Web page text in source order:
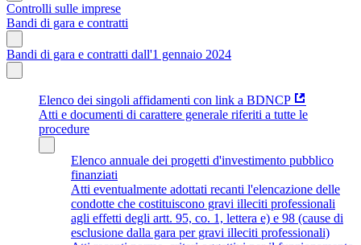
Controlli sulle imprese
Bandi di gara e contratti
Bandi di gara e contratti dall'1 gennaio 2024
Elenco dei singoli affidamenti con link a BDNCP
Atti e documenti di carattere generale riferiti a tutte le
procedure
Elenco annuale dei progetti d'investimento pubblico
finanziati
Atti eventualmente adottati recanti l'elencazione delle
condotte che costituiscono gravi illeciti professionali
agli effetti degli artt. 95, co. 1, lettera e) e 98 (cause di
esclusione dalla gara per gravi illeciti professionali)